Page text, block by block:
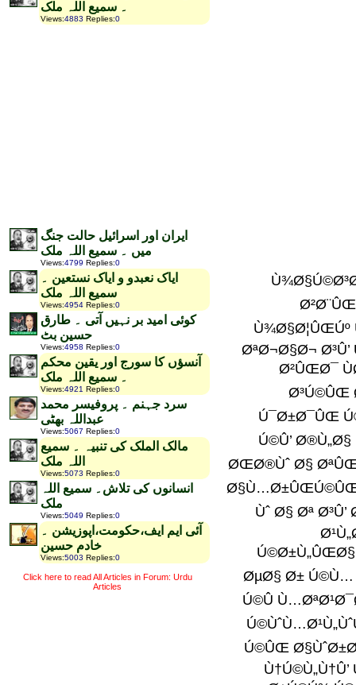
۔ سمیع اللہ ملک
Views:4883 Replies:0
ایران اور اسرائیل حالت جنگ
میں ۔ سمیع اللہ ملک
Views:4799 Replies:0
ایاک نعبدو و ایاک نستعین ۔
سمیع اللہ ملک
Views:4954 Replies:0
کوئی امید بر نہیں آتی ۔ طارق
حسین بٹ
Views:4958 Replies:0
آنسؤں کا سورج اور یقین محکم
۔ سمیع اللہ ملک
Views:4921 Replies:0
سرد جہنم ۔ پروفیسر محمد
عبداللہ بھٹی
Views:5067 Replies:0
مالک الملک کی تنبیہ ۔ سمیع
اللہ ملک
Views:5073 Replies:0
انسانوں کی تلاش۔ سمیع اللہ
ملک
Views:5049 Replies:0
آئی ایم ایف،حکومت،اپوزیشن ۔
خادم حسین
Views:5003 Replies:0
Click here to read All Articles in Forum: Urdu
Articles
Ù¾Ø§Ú©Ø³ØªØ§Ù† Ù…ÛŒÚº Ø®ÙˆØ¯Ú©ÙÛŒÙ„ Ø§Ù…Ø±ÛŒÚ©ÛŒ Ø¬Ø§Ø³ÙˆØ³ÛŒ Ù†Ø¸Ø§Ù… Ø²Ø¨ÛŒØ± Ø§Ø­Ù…Ø¯ Ø¸ÛÛŒØ± Ú©ÛŒØ§Ø§Ù…Ø± ÛŒÚ©ÛŒ ÙØ¶Ø§Ø¦ÛŒ Ø­Ù…Ù„Û’ Ø±Ú© Ù¾Ø§Ø¦ÛŒÚº Ú¯Û’ ØŸØ³Ø§Ø±ÛŒ Ø³ÙØ§ Ø± ØªÛŒ Ú©Ùˆ Ø´Ø´ÙˆÚº Ø§ÙˆØ± Ø³Ø±Ú©Ø§ Ø±ÛŒ Ø§Ø­ØªØ¬Ø§Ø¬ Ø³Û’ Ù„Û’ Ú©Ø± ØµØ¯Ø± Ø²Ø±Ø¯Ø§Ø±ÛŒ Ø§ÙˆØ±ØµØ¯Ø±Ø¨Ø´ Ù…Ù„Ø§Ù‚Ø§Øª ØªÚ© Ù…Ø²ÛŒØ¯ ÙØ¶Ø§ Ø¦ÛŒ Ø­Ù…Ù„Û’ Ù†Û ÛÙˆÙ†Û’ Ú©ÛŒ Ù¹Ú¾ÙˆØ³ Ø¶Ù…Ø§Ù†Øª Ù†ÛÛŒÚº Ù…Ù„ Ø³Ú©ÛŒ ØŒ Ù„ÛÙ°Ø°Ø§Ø¹Ø§Ù… Ù‚Ø¨Ø§Ø¦Ù„ÛŒ Ø¨Ø¯Ø³ØªÙˆØ± Ø§Ù…Ø±ÛŒÚ©ÛŒ Ø¯ÛØ´Øª Ú¯Ø±Ø¯ÛŒ Ú©ÛŒ Ø²Ø¯ Ù…ÛŒÚº ÛÛ’Û”Ø¨Ø¸Ø§ÛØ±ÛŒÛ ÙØ¶Ø§ Ø¦ÛŒ Ø­Ù…Ù„Û’ Ø¹Ø³Ú©Ø±ÛŒØª Ú©Û’ Ø®Ù„Ø§ Ù Ú©Û’ Ø§Ù†ØªÛØ§Ø¦ÛŒ Ù‚Ø¯Ù… ÛÛŒÚºØŒ Ù…Ú¯Ø± Ø§Ù† Ø³Û’ Ø¹Ø§ Ù… Ù„Ùˆ Ú¯ ØŒØ®Ùˆ Ø§ ØªÛŒÙ† Ø§ÙˆØ± Ø¨Ú†Û’ Ø²ÛŒØ§Ø¯Û Ø¬Ø§Úº Ø¨Ø­Ù‚ ÛÙˆØ±ÛÛ’ ÛÛŒÚºÛ”Ø§Ø³ Ù†Ø§ Ù‚Øµ Ø§Ù…Ø±ÛŒÚ©ÛŒ Ø§Ù†Ù¹ÛŒÙ„ÛŒ Ø¬Ù†Ø³ Ù¾Ø±Ø¹Ø§Ù… Ø´ÛØ±ÛŒÙˆÚº Ú©ÛŒ Ù…Ø³Ù„Ø³Ù„ Ø§Ù…Ùˆ Ø§ Øª Ø³Û’ Ø¨Ú‘ÛŒ Ú©ÙˆØ¦ÛŒ Ø¯Ù„ÛŒÙ„ Ù†ÛÛŒÚº Û” Ø§Ù…Ø± ÛŒÚ©Ø§ Ù†Û’ Ù‚Ø¨Ø§ Ø¦Ù„ÛŒ Ø¹Ù„Ø§ Ù‚Ùˆ Úº Ù…ÛŒÚº Ù…Ù‚Ø§ Ù…ÛŒ Ù…Ø®Ø¨Ø± ÙˆÚº Ú©Ø§ ØªØ¹Ø§ ÙˆÙ† Ø­Ø§ ØµÙ„ Ú©Ø±Ù„ÛŒØ§ ÛÛ’ØŒ Ø§ÙˆØ± ÛÙ…Ø§Ø±ÛŒ Ø§Ù†Ù¹ÛŒÙ„ÛŒ Ø¬Ù†Ø³ Ù¾Ø± Ø§Ù¾Ù†Ø§ Ø§ Ù†Ø­ØµØ§ Ø± Ú©Ù… Ú©Ø± Ø¯ÛŒØ§ ÛÛ’ ØŒØ§Ø³ Ø¨Ø§Øª Ú©ÛŒ ØªØµØ¯ ÛŒÙ‚ Ø§Ø³ Ø³Û’ ÛÙˆ ØªÛŒ ÛÛ’ Ú©Û Ù…ØªØ¹Ø¯Ø¯ Ø¨Ø§Ø± Ù¾Ø§ Ú©Ø³ØªØ§ Ù†ÛŒ Ø§Ù†Ù¹ÛŒÙ„ÛŒ Ø¬Ù†Ø³ Ù†Û’ Ø§Ù…Ø±ÛŒÚ©Û Ú©ÙˆÙ…Ø¹Ù„ÙˆÙ…Ø§Øª